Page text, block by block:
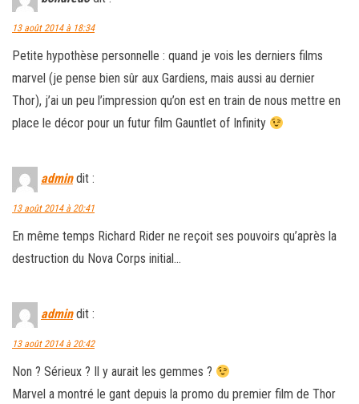
13 août 2014 à 18:34
Petite hypothèse personnelle : quand je vois les derniers films
marvel (je pense bien sûr aux Gardiens, mais aussi au dernier
Thor), j’ai un peu l’impression qu’on est en train de nous mettre en
place le décor pour un futur film Gauntlet of Infinity
admin dit :
13 août 2014 à 20:41
En même temps Richard Rider ne reçoit ses pouvoirs qu’après la
destruction du Nova Corps initial…
admin dit :
13 août 2014 à 20:42
Non ? Sérieux ? Il y aurait les gemmes ?
Marvel a montré le gant depuis la promo du premier film de Thor